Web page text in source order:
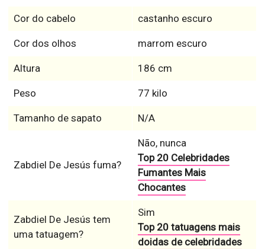
Cor do cabelo castanho escuro
Cor dos olhos marrom escuro
Altura 186 cm
Peso 77 kilo
Tamanho de sapato N/A
Zabdiel De Jesús fuma?
Não, nunca
Top 20 Celebridades
Fumantes Mais
Chocantes
Zabdiel De Jesús tem
uma tatuagem?
Sim
Top 20 tatuagens mais
doidas de celebridades